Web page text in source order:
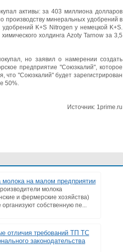
активы: за 403 миллиона долларов
производству минеральных удобрений в
K+S Nitrogen у немецкой K+S.
холдинга Azoty Tarnow за 3,5
но заявил о намерении создать
предприятие "Союзкалий", которое
что "Союзкалий" будет зарегистрирован
50%.
Источник: 1prime.ru
молока на малом предприятии
молока
и фермерские хозяйства)
организуют собственную пе...
отличия требований ТП ТС
законодательства